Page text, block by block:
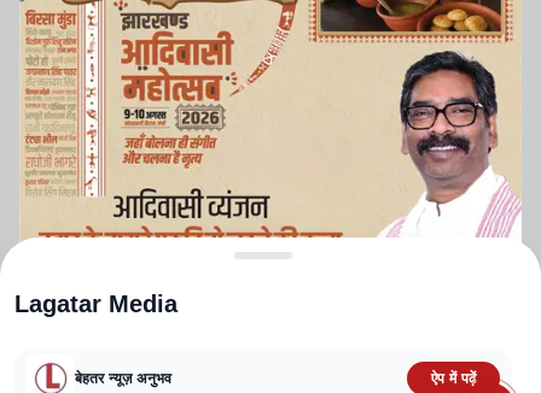
Lagatar Media
बेहतर न्यूज़ अनुभव ऐप में पढ़ें